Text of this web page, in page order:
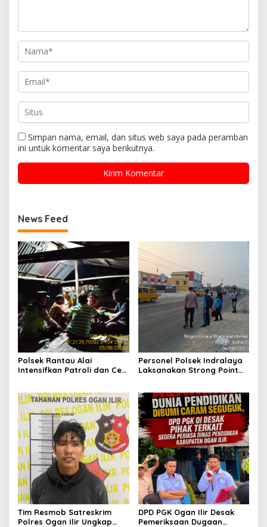
Simpan nama, email, dan situs web saya pada peramban
ini untuk komentar saya berikutnya.
News Feed
Polsek Rantau Alai
Intensifkan Patroli dan Cek
Personel Polsek Indralaya
Laksanakan Strong Point
Masuk Sekolah
Tim Resmob Satreskrim
Polres Ogan Ilir Ungkap
DPD PGK Ogan Ilir Desak
Pemeriksaan Dugaan